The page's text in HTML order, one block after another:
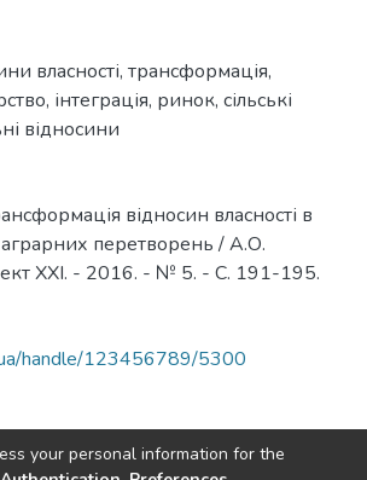
власності, трансформація,
, інтеграція, ринок, сільські
відносини
відносин власності в
аграрних перетворень / А.О.
ХХІ. - 2016. - № 5. - С. 191-195.
handle/123456789/5300
your personal information for the